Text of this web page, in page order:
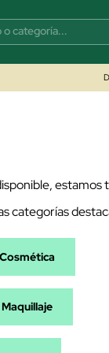
estamos
categorías
Cosmética
Maquillaje